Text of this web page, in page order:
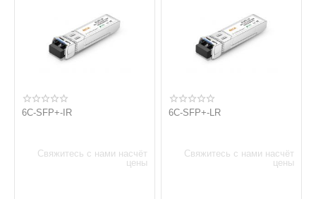
6C-SFP+-IR
Свяжитесь с нами насчёт
цены
6C-SFP+-LR
Свяжитесь с нами насчёт
цены